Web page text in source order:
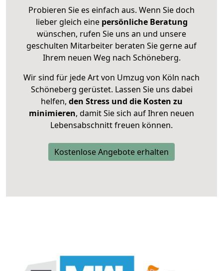
Probieren Sie es einfach aus. Wenn Sie doch
lieber gleich eine persönliche Beratung
wünschen, rufen Sie uns an und unsere
geschulten Mitarbeiter beraten Sie gerne auf
Ihrem neuen Weg nach Schöneberg.
Wir sind für jede Art von Umzug von Köln nach
Schöneberg gerüstet. Lassen Sie uns dabei
helfen, den Stress und die Kosten zu
minimieren, damit Sie sich auf Ihren neuen
Lebensabschnitt freuen können.
Kostenlose Angebote erhalten